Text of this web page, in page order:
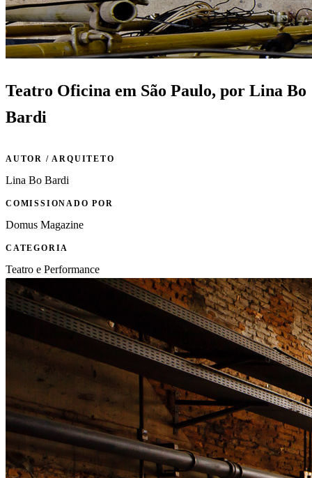
Teatro Oficina em São Paulo, por Lina Bo
Bardi
AUTOR / ARQUITETO
Lina Bo Bardi
COMISSIONADO POR
Domus Magazine
CATEGORIA
Teatro e Performance